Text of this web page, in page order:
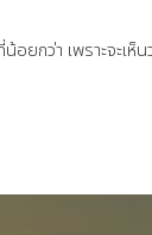
ยกว่า เพราะจะเห็